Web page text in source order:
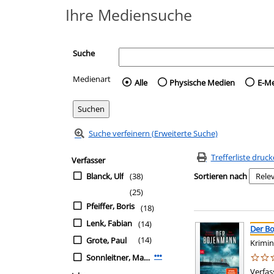
Ihre Mediensuche
Suche
Medienart Wählen Sie die
Alle Physische Medien E-
Suche verfeinern (Erweiterte Suche)
Suchfilter
Zur Trefferliste springen
Verfasser
Blanck, Ulf (38)
Pfeiffer, Boris
(25)
Lenk, Fabian
(18)
Grote, Paul
(14)
Sonnleitner, Marco
(14)
Mehr Verfasser-Filter anzeigen
Trefferliste
Sortieren nach
Suchergebnis
Zu den Suchfiltern
Der